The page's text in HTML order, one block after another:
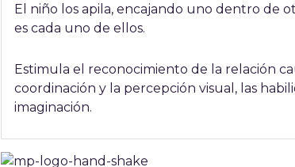
El niño los apila, encajando uno dentro de
es cada uno de ellos.
Estimula el reconocimiento de la relación
coordinación y la percepción visual, las
imaginación.